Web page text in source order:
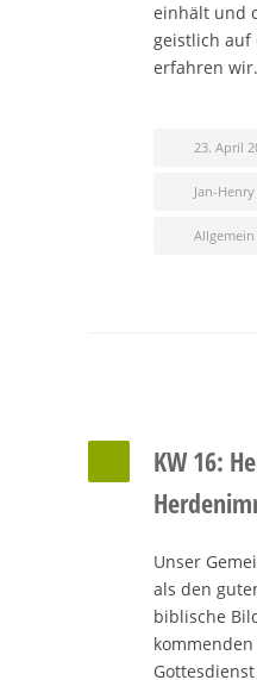
einhält und
geistlich auf
erfahren
23. April
Jan-
Allgemein
KW 16:
Unser
als den
biblische